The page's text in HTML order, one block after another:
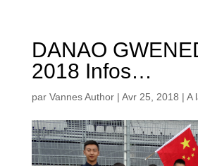
DANAO
2018 Infos…
par Vannes Author| Avr 25, 2018 | A